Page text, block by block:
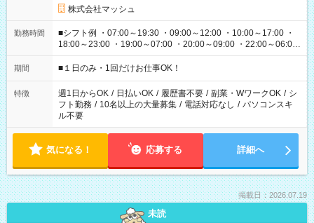
株式会社マッシュ
勤務時間
■シフト例 ・07:00～19:30 ・09:00～12:00 ・10:00～17:00 ・
18:00～23:00 ・19:00～07:00 ・20:00～09:00 ・22:00～06:00
etc ★最短で3時間で5,120円のお仕事から 15時間で2万円近く稼
げるお仕事も！ ご希望のお時間に合わせてご紹介！ ※シフトは
ください！
期間 ■１日のみ・1回だけお仕事OK！
特徴 週1日からOK / 日払いOK / 履歴書不要 / 副業・WワークOK / シ
フト勤務 / 10名以上の大量募集 / 電話対応なし / パソコンスキ
ル不要
気になる！ 応募する 詳細へ
掲載日：2026.07.19
未読